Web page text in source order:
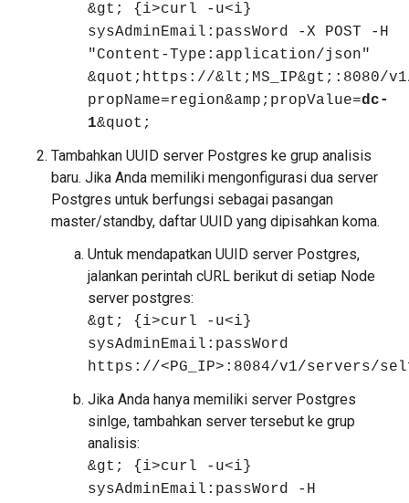
&gt; {i>curl -u<i}
sysAdminEmail:passWord -X POST -H
"Content-Type:application/json"
&quot;https://&lt;MS_IP&gt;:8080/
propName=region&amp;propValue=dc-
1&quot;
Tambahkan UUID server Postgres ke grup analisis
baru. Jika Anda memiliki mengonfigurasi dua server
Postgres untuk berfungsi sebagai pasangan
master/standby, daftar UUID yang dipisahkan koma.
Untuk mendapatkan UUID server Postgres,
jalankan perintah cURL berikut di setiap Node
server postgres:
&gt; {i>curl -u<i}
sysAdminEmail:passWord
https://<PG_IP>:8084/v1/servers/
Jika Anda hanya memiliki server Postgres
sinlge, tambahkan server tersebut ke grup
analisis:
&gt; {i>curl -u<i}
sysAdminEmail:passWord -H